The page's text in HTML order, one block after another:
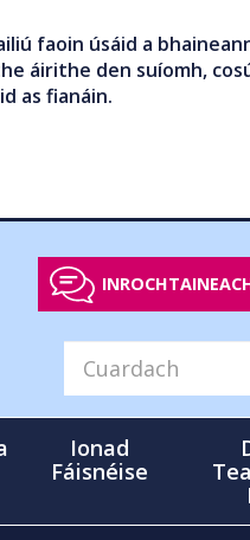
faoin úsáid a
áirithe den suíomh,
as fianáin.
Ionad
Fáisnéise